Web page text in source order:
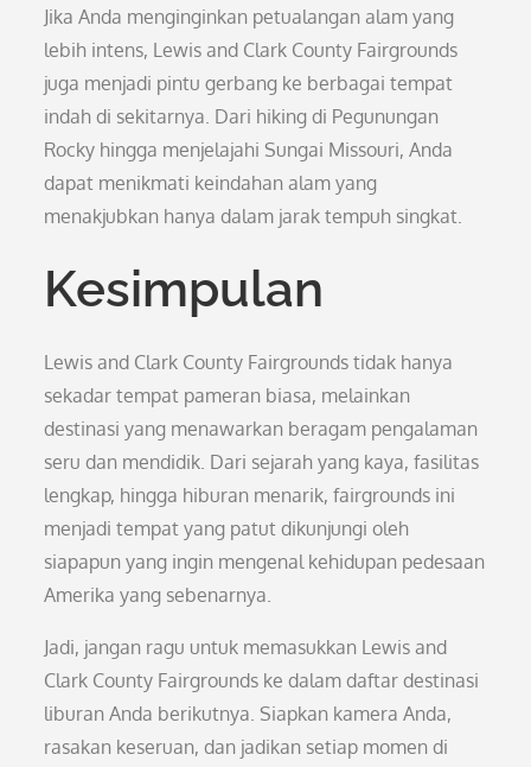
Jika Anda menginginkan petualangan alam yang
lebih intens, Lewis and Clark County Fairgrounds
juga menjadi pintu gerbang ke berbagai tempat
indah di sekitarnya. Dari hiking di Pegunungan
Rocky hingga menjelajahi Sungai Missouri, Anda
dapat menikmati keindahan alam yang
menakjubkan hanya dalam jarak tempuh singkat.
Kesimpulan
Lewis and Clark County Fairgrounds tidak hanya
sekadar tempat pameran biasa, melainkan
destinasi yang menawarkan beragam pengalaman
seru dan mendidik. Dari sejarah yang kaya, fasilitas
lengkap, hingga hiburan menarik, fairgrounds ini
menjadi tempat yang patut dikunjungi oleh
siapapun yang ingin mengenal kehidupan pedesaan
Amerika yang sebenarnya.
Jadi, jangan ragu untuk memasukkan Lewis and
Clark County Fairgrounds ke dalam daftar destinasi
liburan Anda berikutnya. Siapkan kamera Anda,
rasakan keseruan, dan jadikan setiap momen di